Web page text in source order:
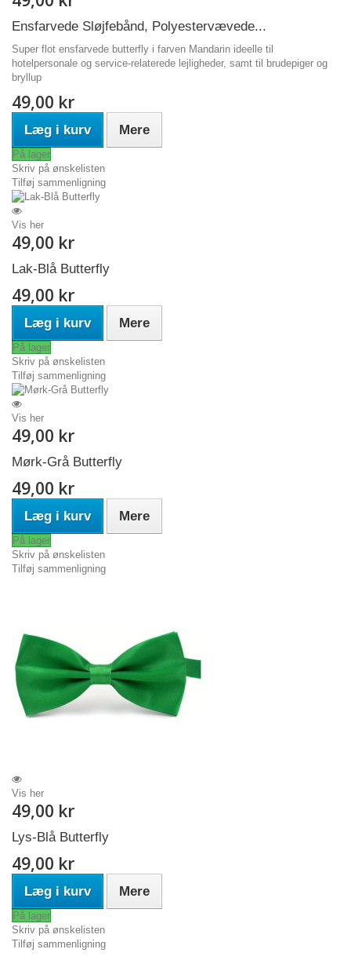
Ensfarvede Sløjfebånd, Polyestervævede...
Super flot ensfarvede butterfly i farven Mandarin ideelle til
hotelpersonale og service-relaterede lejligheder, samt til brudepiger og
bryllup
49,00 kr
Læg i kurv Mere
På lager
Skriv på ønskelisten
Tilføj sammenligning
Vis her
49,00 kr
Lak-Blå Butterfly
49,00 kr
Læg i kurv Mere
På lager
Skriv på ønskelisten
Tilføj sammenligning
Vis her
49,00 kr
Mørk-Grå Butterfly
49,00 kr
Læg i kurv Mere
På lager
Skriv på ønskelisten
Tilføj sammenligning
Vis her
49,00 kr
Lys-Blå Butterfly
49,00 kr
Læg i kurv Mere
På lager
Skriv på ønskelisten
Tilføj sammenligning